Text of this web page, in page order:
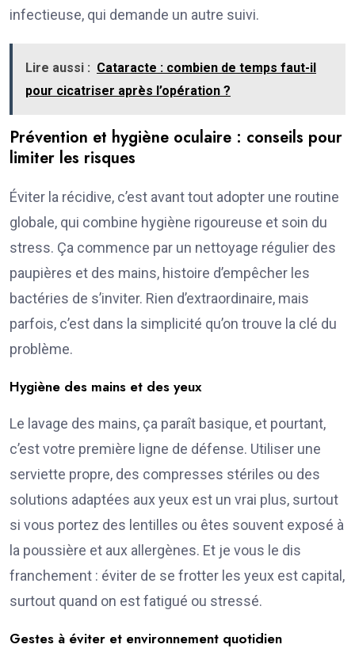
infectieuse, qui demande un autre suivi.
Lire aussi : Cataracte : combien de temps faut-il
pour cicatriser après l’opération ?
Prévention et hygiène oculaire : conseils pour
limiter les risques
Éviter la récidive, c’est avant tout adopter une routine
globale, qui combine hygiène rigoureuse et soin du
stress. Ça commence par un nettoyage régulier des
paupières et des mains, histoire d’empêcher les
bactéries de s’inviter. Rien d’extraordinaire, mais
parfois, c’est dans la simplicité qu’on trouve la clé du
problème.
Hygiène des mains et des yeux
Le lavage des mains, ça paraît basique, et pourtant,
c’est votre première ligne de défense. Utiliser une
serviette propre, des compresses stériles ou des
solutions adaptées aux yeux est un vrai plus, surtout
si vous portez des lentilles ou êtes souvent exposé à
la poussière et aux allergènes. Et je vous le dis
franchement : éviter de se frotter les yeux est capital,
surtout quand on est fatigué ou stressé.
Gestes à éviter et environnement quotidien